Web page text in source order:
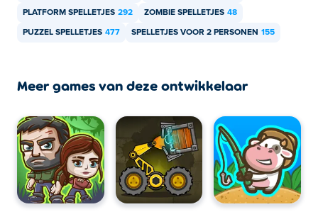
PLATFORM SPELLETJES 292 ZOMBIE SPELLETJES 48
PUZZEL SPELLETJES 477 SPELLETJES VOOR 2 PERSONEN 155
Meer games van deze ontwikkelaar